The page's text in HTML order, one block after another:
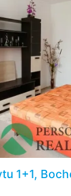
1+1,